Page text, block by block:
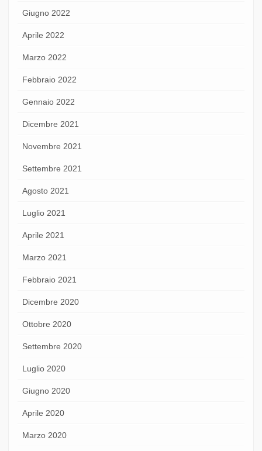
Giugno 2022
Aprile 2022
Marzo 2022
Febbraio 2022
Gennaio 2022
Dicembre 2021
Novembre 2021
Settembre 2021
Agosto 2021
Luglio 2021
Aprile 2021
Marzo 2021
Febbraio 2021
Dicembre 2020
Ottobre 2020
Settembre 2020
Luglio 2020
Giugno 2020
Aprile 2020
Marzo 2020